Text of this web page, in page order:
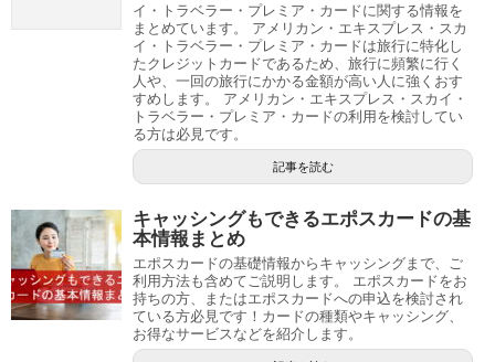
イ・トラベラー・プレミア・カードに関する情報を
まとめています。 アメリカン・エキスプレス・スカ
イ・トラベラー・プレミア・カードは旅行に特化し
たクレジットカードであるため、旅行に頻繁に行く
人や、一回の旅行にかかる金額が高い人に強くおす
すめします。 アメリカン・エキスプレス・スカイ・
トラベラー・プレミア・カードの利用を検討してい
る方は必見です。
記事を読む
キャッシングもできるエポスカードの基
本情報まとめ
エポスカードの基礎情報からキャッシングまで、ご
利用方法も含めてご説明します。 エポスカードをお
持ちの方、またはエポスカードへの申込を検討され
ている方必見です！カードの種類やキャッシング、
お得なサービスなどを紹介します。